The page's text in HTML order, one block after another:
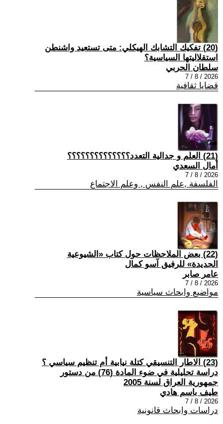
(20) تفكيك التشابك الهيكلي: متى تستعيد واشنطن
استقلاليتها السياسية؟
سلطان الحربي
2026 / 8 / 7
قضايا ثقافية
(21) العلم و جدالية التعدد؟؟؟؟؟؟؟؟؟؟؟؟؟؟
أمال السعدي
2026 / 8 / 7
الفلسفة ,علم النفس , وعلم الاجتماع
(22) بعض الملاحظات حول كتاب «الشيوعية
الجديدة» للرفيق آسو كمال
عامر صابر
2026 / 8 / 7
مواضيع وابحاث سياسية
(23) الاطار التنسيقي كتلة نيابية أم تنظيم سياسي ؟
دراسة تحليلية في ضوء المادة (76) من دستور
جمهورية العراق لسنة 2005
طيف باسم هادي
2026 / 8 / 7
دراسات وابحاث قانونية